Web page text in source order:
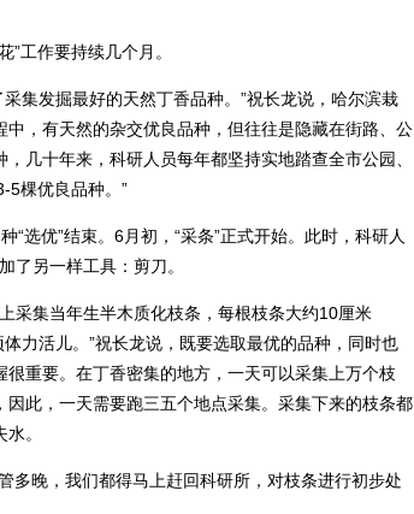
作要持续几个月。
发掘最好的天然丁香品种。”祝长龙说，哈尔滨栽
，有天然的杂交优良品种，但往往是隐藏在街路、公
几十年来，科研人员每年都坚持实地踏查全市公园、
5棵优良品种。”
优”结束。6月初，“采条”正式开始。此时，科研人
了另一样工具：剪刀。
集当年生半木质化枝条，每根枝条大约10厘米
体力活儿。”祝长龙说，既要选取最优的品种，同时也
重要。在丁香密集的地方，一天可以采集上万个枝
此，一天需要跑三五个地点采集。采集下来的枝条都
。
晚，我们都得马上赶回科研所，对枝条进行初步处